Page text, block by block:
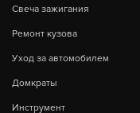
Свеча зажигания
Ремонт кузова
Уход за автомобилем
Домкраты
Инструмент